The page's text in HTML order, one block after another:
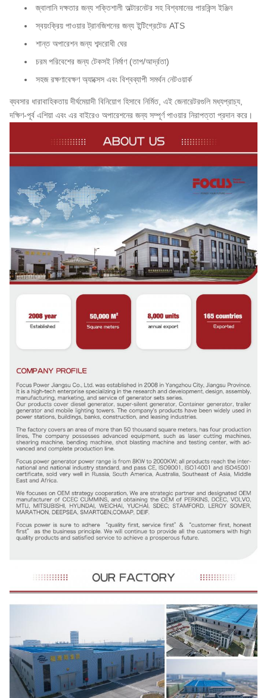
জ্বালানি দক্ষতার জন্য শক্তিশালী অল্টারনেটর সহ বিশ্বমানের পারকিন্স ইঞ্জিন
স্বয়ংক্রিয় পাওয়ার ট্রানজিশনের জন্য ইন্টিগ্রেটেড ATS
শান্ত অপারেশন জন্য শব্দরোধী ঘের
চরম পরিবেশের জন্য টেকসই নির্মাণ (তাপ/আর্দ্রতা)
সহজ রক্ষণাবেক্ষণ অ্যাক্সেস এবং বিশ্বব্যাপী সমর্থন নেটওয়ার্ক
ব্যবসার ধারাবাহিকতায় দীর্ঘমেয়াদী বিনিয়োগ হিসাবে নির্মিত, এই জেনারেটরগুলি মধ্যপ্রাচ্য,
দক্ষিণ-পূর্ব এশিয়া এবং এর বাইরেও অপারেশনের জন্য সম্পূর্ণ পাওয়ার নিরাপত্তা প্রদান করে।